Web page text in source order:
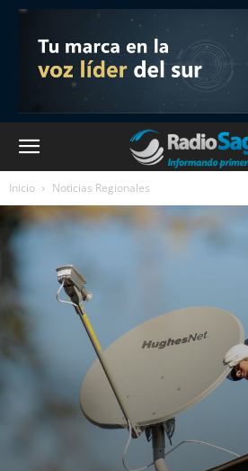
Inicio Noticias Regionales